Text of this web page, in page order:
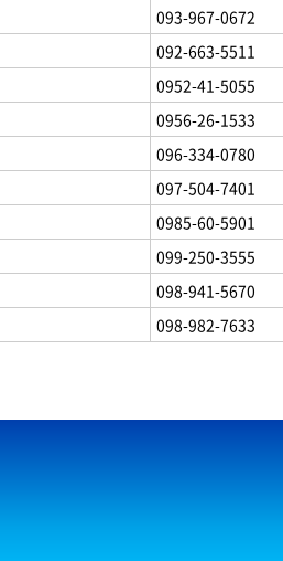
093-967-0672
092-663-5511
0952-41-5055
0956-26-1533
096-334-0780
097-504-7401
0985-60-5901
099-250-3555
098-941-5670
098-982-7633